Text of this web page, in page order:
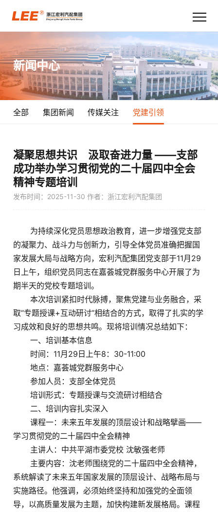
首页
关于宏利
产品技术
职业发展
联系我们
新闻中心
全部 集团新闻 传媒关注 党建引领
凝聚思想共识 汲取奋进力量 ——支部
成功举办学习贯彻党的二十届四中全会
精神专题培训
发布时间：2025-11-30 作者：浙江宏利汽配集团
为持续深化党员思想政治教育，进一步增强党支部
的凝聚力、战斗力与创新力，引导全体党员准确把握国
家发展大局与战略方向，宏利汽配集团党支部于11月29
日上午，组织党员同志在嘉荟城党群服务中心开展了为
期半天的党校专题培训。
本次培训紧扣时代脉搏，聚焦党建与业务融合，采
取“专题授课+互动研讨”相结合的方式，取得了扎实的学
习成效和良好的思想共鸣。现将培训情况总结如下：
一、培训基本信息
时间：11月29日上午8：30-11:00
地点：嘉荟城党群服务中心
参加人员：支部全体党员
培训形式：专题授课与交流研讨相结合
二、培训内容扎实深入
课程一：未来五年发展的顶层设计和战略擘画——
学习贯彻党的二十届四中全会精神
主讲人：中共平湖市委党校 沈敏强老师
主要内容：沈老师围绕党的二十届四中全会精神，
系统解读了未来五年国家发展的顶层设计、战略布局与
实施路径。他强调，必须始终坚持和加强党的全面领
导，以高质量发展为主题，加快构建新发展格局。课程